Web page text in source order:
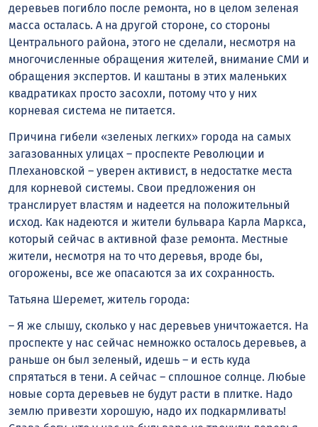
деревьев погибло после ремонта, но в целом зеленая
масса осталась. А на другой стороне, со стороны
Центрального района, этого не сделали, несмотря на
многочисленные обращения жителей, внимание СМИ и
обращения экспертов. И каштаны в этих маленьких
квадратиках просто засохли, потому что у них
корневая система не питается.
Причина гибели «зеленых легких» города на самых
загазованных улицах – проспекте Революции и
Плехановской – уверен активист, в недостатке места
для корневой системы. Свои предложения он
транслирует властям и надеется на положительный
исход. Как надеются и жители бульвара Карла Маркса,
который сейчас в активной фазе ремонта. Местные
жители, несмотря на то что деревья, вроде бы,
огорожены, все же опасаются за их сохранность.
Татьяна Шеремет, житель города:
– Я же слышу, сколько у нас деревьев уничтожается. На
проспекте у нас сейчас немножко осталось деревьев, а
раньше он был зеленый, идешь – и есть куда
спрятаться в тени. А сейчас – сплошное солнце. Любые
новые сорта деревьев не будут расти в плитке. Надо
землю привезти хорошую, надо их подкармливать!